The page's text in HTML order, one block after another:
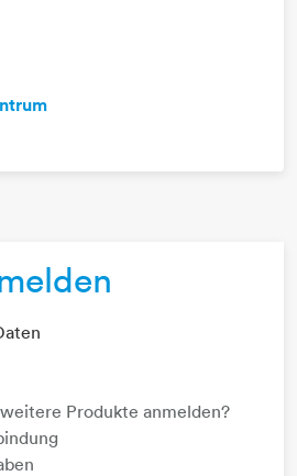
Produkte anmelden?